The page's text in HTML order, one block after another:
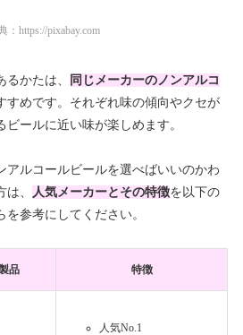
： https://pixabay.com
かたは、
同じメーカーのノンアルコ
すめです。それぞれ味の傾向やクセが
ールに近い味が楽しめます。
アルコールビールを選べばいいのかわ
、
人気メーカーとその特徴を以下の
参考にしてください。
品 特徴
人気No.1